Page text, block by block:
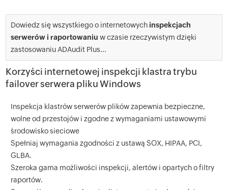
Dowiedz się wszystkiego o internetowychinspekcjach
serwerów i raportowaniu w czasie rzeczywistym dzięki
zastosowaniu ADAudit Plus...
Korzyści internetowej inspekcji klastra trybu
failover serwera pliku Windows
Inspekcja klastrów serwerów plików zapewnia bezpieczne,
wolne od przestojów i zgodne z wymaganiami ustawowymi
środowisko sieciowe
Spełniaj wymagania zgodności z ustawą SOX, HIPAA, PCI,
GLBA.
Szeroka gama możliwości inspekcji, alertów i opartych o filtry
raportów.